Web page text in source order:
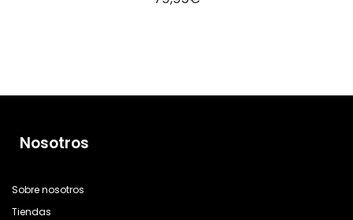
Nosotros
Sobre nosotros
Tiendas